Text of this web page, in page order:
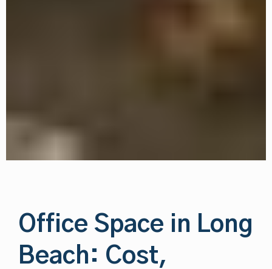
Office Space in Long
Beach: Cost,